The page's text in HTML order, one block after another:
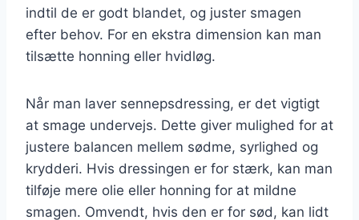
indtil de er godt blandet, og juster smagen
efter behov. For en ekstra dimension kan man
tilsætte honning eller hvidløg.
Når man laver sennepsdressing, er det vigtigt
at smage undervejs. Dette giver mulighed for at
justere balancen mellem sødme, syrlighed og
krydderi. Hvis dressingen er for stærk, kan man
tilføje mere olie eller honning for at mildne
smagen. Omvendt, hvis den er for sød, kan lidt